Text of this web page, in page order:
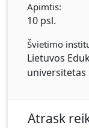
Apimtis:
10 psl.
Švietimo
Lietuvos
universitetas
Atrask